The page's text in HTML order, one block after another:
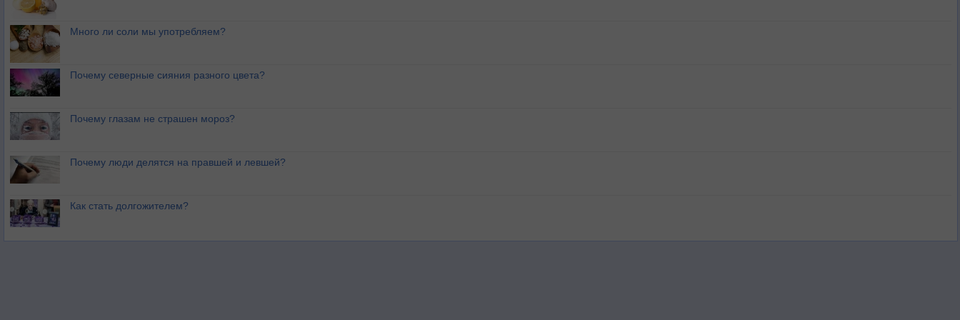
Много ли соли мы употребляем?
Почему северные сияния разного цвета?
Почему глазам не страшен мороз?
Почему люди делятся на правшей и левшей?
Как стать долгожителем?